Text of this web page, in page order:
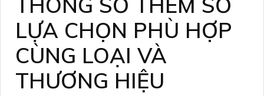
LỰA CHỌN PHÙ HỢP
CÙNG LOẠI VÀ
THƯƠNG HIỆU